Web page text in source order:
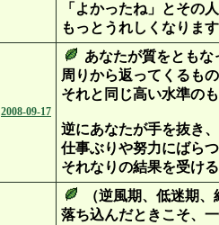
「よかったね」とその
もっとうれしくなりま
2008-09-17
あなたが質をとも
周りから返ってくるも
それと同じ高い水準の
逆にあなたが手を抜き、
仕事ぶりや努力にばら
それなりの結果を受け
（逆風期、低迷期
落ち込んだときこそ、